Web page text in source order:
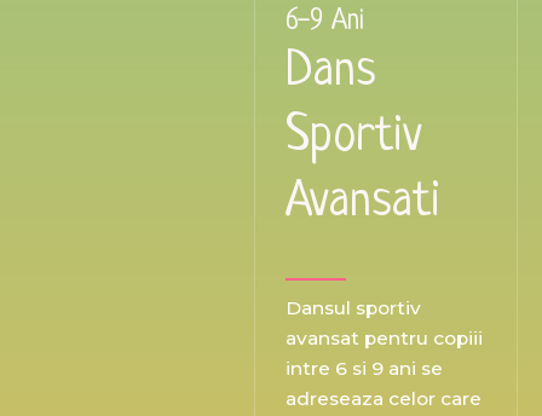
6-9 Ani
Dans
Sportiv
Avansati
Dansul sportiv
avansat pentru copiii
intre 6 si 9 ani se
adreseaza celor care